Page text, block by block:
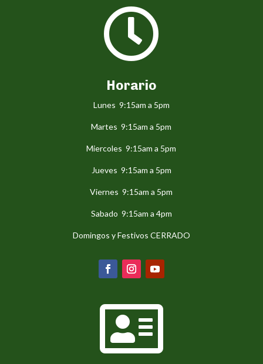

Horario
Lunes 9:15am a 5pm
Martes 9:15am a 5pm
Miercoles 9:15am a 5pm
Jueves 9:15am a 5pm
Viernes 9:15am a 5pm
Sabado 9:15am a 4pm
Domingos y Festivos CERRADO
